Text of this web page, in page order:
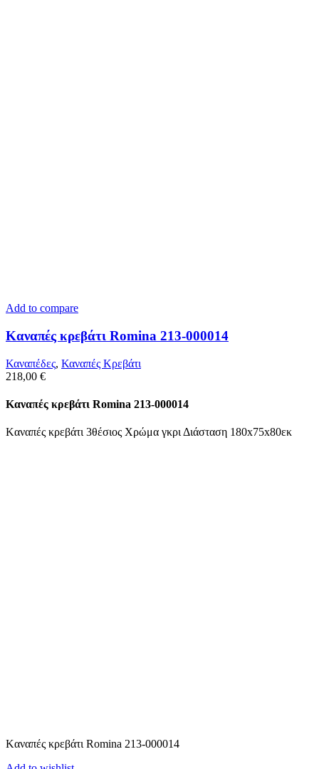
Add to compare
Kαναπές κρεβάτι Romina 213-000014
Καναπέδες, Καναπές Κρεβάτι
218,00 €
Kαναπές κρεβάτι Romina 213-000014
Kαναπές κρεβάτι 3θέσιος Χρώμα γκρι Διάσταση 180x75x80εκ
Kαναπές κρεβάτι Romina 213-000014